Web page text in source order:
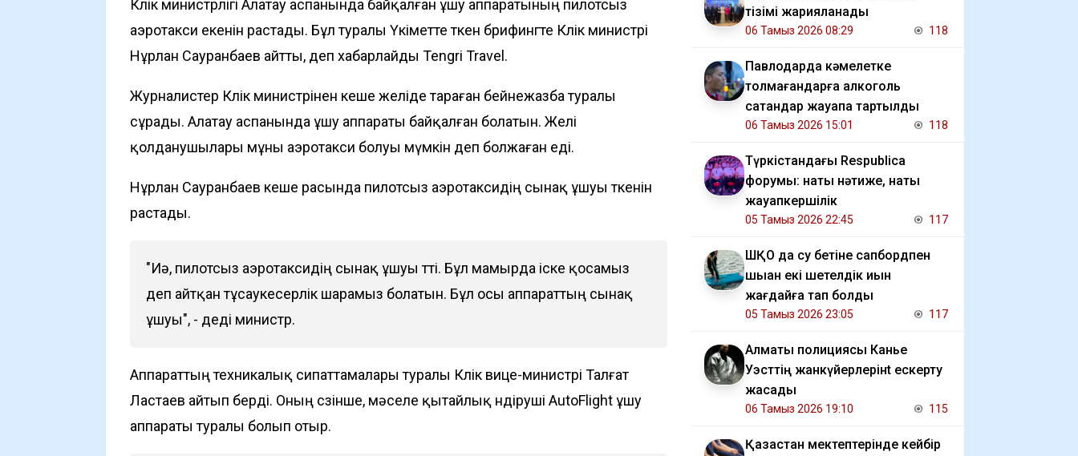
Көлік министрлігі Алатау аспанында байқалған ұшу аппаратының пилотсыз
аэротакси екенін растады. Бұл туралы Үкіметте өткен брифингте Көлік министрі
Нұрлан Сауранбаев айтты, деп хабарлайды Tengri Travel .
Журналистер Көлік министрінен кеше желіде тараған бейнежазбатуралы
сұрады. Алатау аспанында ұшу аппараты байқалған болатын. Желі
қолданушылары мұны аэротакси болуы мүмкін деп болжаған еді.
Нұрлан Сауранбаев кеше расында пилотсыз аэротаксидің сынақ ұшуы өткенін
растады.
"Иә, пилотсыз аэротаксидің сынақ ұшуы өтті. Бұл мамырда іске қосамыз
деп айтқан тұсаукесерлік шарамыз болатын. Бұл осы аппараттың сынақ
ұшуы", - деді министр.
Аппараттың техникалық сипаттамалары туралы Көлік вице-министрі Талғат
Ластаев айтып берді. Оның сөзінше, мәселе қытайлық өндіруші AutoFlight ұшу
аппараты туралы болып отыр.
тізімі жарияланады
06 Тамыз 2026 08:29 118
Павлодарда кәмелетке
толмағандарға алкоголь
сатқандар жауапқа тартылды
06 Тамыз 2026 15:01 118
Түркістандағы Respublica
форумы: нақты нәтиже, нақты
жауапкершілік
05 Тамыз 2026 22:45 117
ШҚО да су бетіне сапбордпен
шыққан екі шетелдік қиын
жағдайға тап болды
05 Тамыз 2026 23:05 117
Алматы полициясы Канье
Уэсттің жанкүйерлерінt ескерту
жасады
06 Тамыз 2026 19:10 115
Қазақстан мектептерінде кейбір